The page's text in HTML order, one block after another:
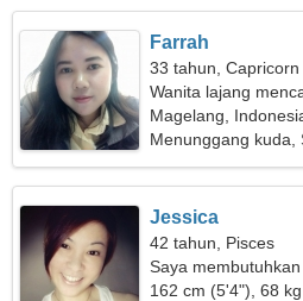
Farrah
33 tahun, Capricorn
Wanita lajang
Magelang,
Menunggang kuda,
Jessica
42 tahun, Pisces
Saya
keluarga
162 cm (5'4"), 68